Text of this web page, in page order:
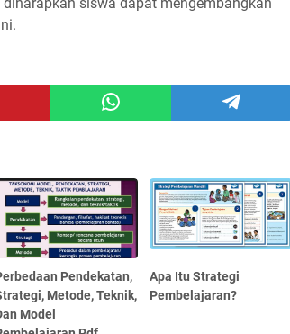
Pendekatan,
Metode, Teknik,
Model
Apa Itu Strategi
Pembelajaran?